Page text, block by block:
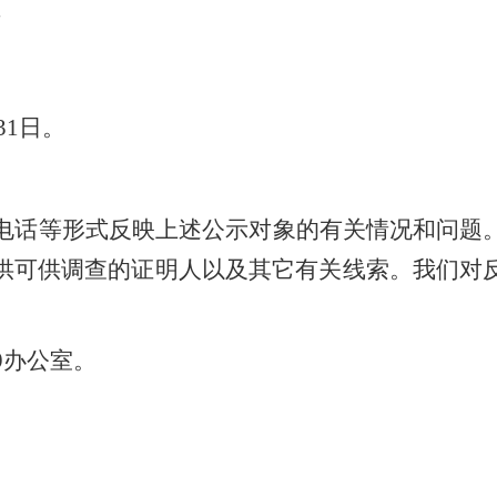
1 日。
话等形式反映上述公示对象的有关情况和问题
供调查的证明人以及其它有关线索。我们对
公室。